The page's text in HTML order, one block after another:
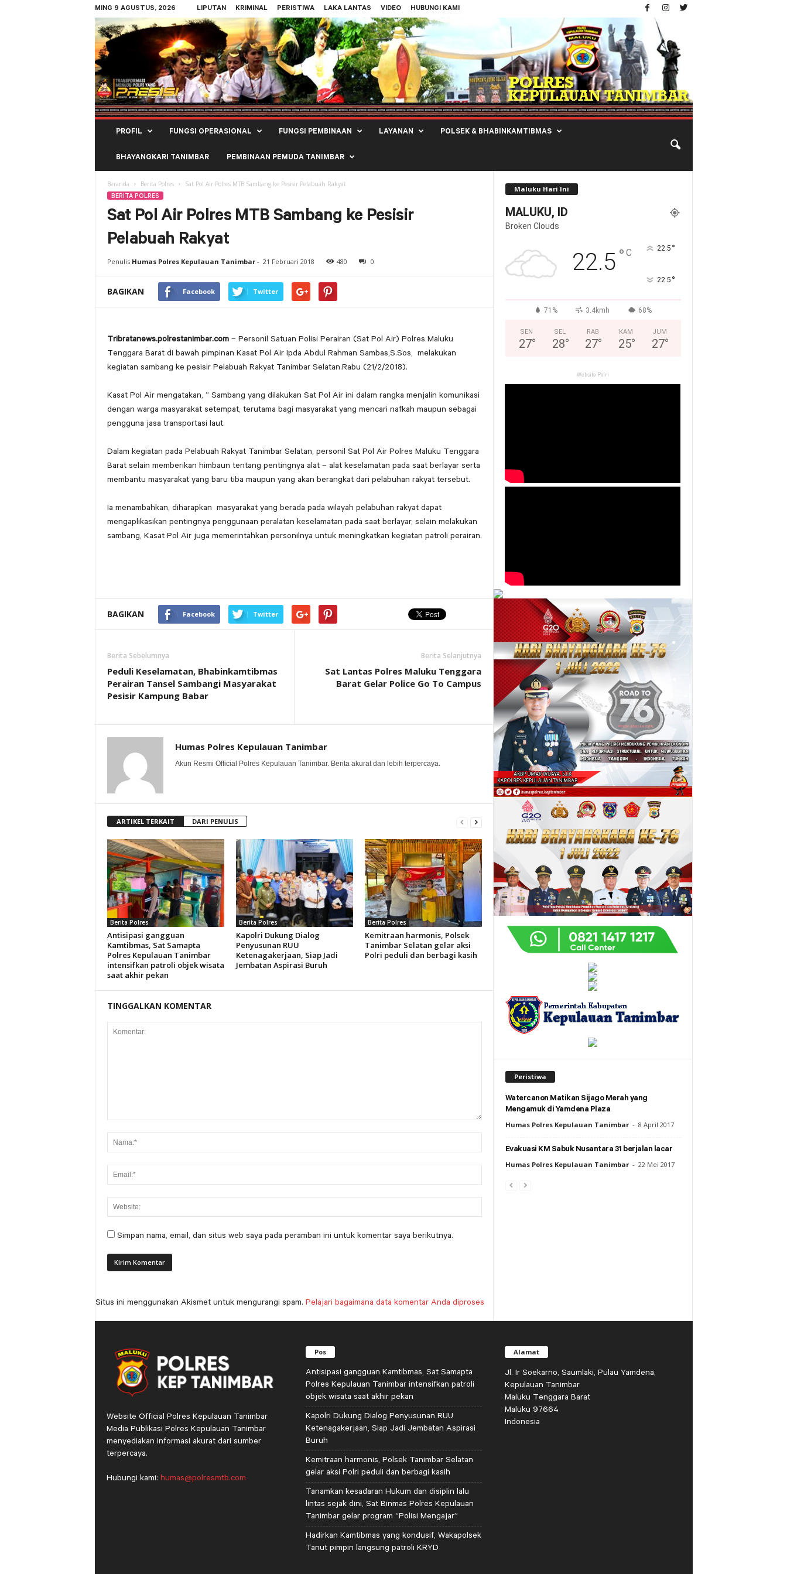
MING 9 AGUSTUS, 2026 LIPUTAN KRIMINAL PERISTIWA LAKA LANTAS VIDEO HUBUNGI KAMI
Polres
Kepulauan
PROFIL FUNGSI OPERASIONAL FUNGSI PEMBINAAN LAYANAN POLSEK & BHABINKAMTIBMAS
BHAYANGKARI TANIMBAR PEMBINAAN PEMUDA TANIMBAR
Beranda Berita Polres Sat Pol Air Polres MTB Sambang ke Pesisir Pelabuah Rakyat
BERITA POLRES
Sat Pol Air Polres MTB Sambang ke Pesisir
Pelabuah Rakyat
Penulis Humas Polres Kepulauan Tanimbar- 21 Februari 2018 480 0
BAGIKAN Facebook Twitter
Tribratanews.polrestanimbar.com– Personil Satuan Polisi Perairan (Sat Pol Air) Polres Maluku
Tenggara Barat di bawah pimpinan Kasat Pol Air Ipda Abdul Rahman Sambas,S.Sos, melakukan
kegiatan sambang ke pesisir Pelabuah Rakyat Tanimbar Selatan.Rabu (21/2/2018).
Kasat Pol Air mengatakan, ” Sambang yang dilakukan Sat Pol Air ini dalam rangka menjalin komunikasi
dengan warga masyarakat setempat, terutama bagi masyarakat yang mencari nafkah maupun sebagai
pengguna jasa transportasi laut.
Dalam kegiatan pada Pelabuah Rakyat Tanimbar Selatan, personil Sat Pol Air Polres Maluku Tenggara
Barat selain memberikan himbaun tentang pentingnya alat – alat keselamatan pada saat berlayar serta
membantu masyarakat yang baru tiba maupun yang akan berangkat dari pelabuhan rakyat tersebut.
Ia menambahkan, diharapkan masyarakat yang berada pada wilayah pelabuhan rakyat dapat
mengaplikasikan pentingnya penggunaan peralatan keselamatan pada saat berlayar, selain melakukan
sambang, Kasat Pol Air juga memerintahkan personilnya untuk meningkatkan kegiatan patroli perairan.
BAGIKAN Facebook Twitter
Berita Sebelumnya
Peduli Keselamatan, Bhabinkamtibmas
Perairan Tansel Sambangi Masyarakat
Pesisir Kampung Babar
Berita Selanjutnya
Sat Lantas Polres Maluku Tenggara
Barat Gelar Police Go To Campus
Humas Polres Kepulauan Tanimbar
Akun Resmi Official Polres Kepulauan Tanimbar. Berita akurat dan lebih terpercaya.
ARTIKEL TERKAIT DARI PENULIS
Berita Polres
Antisipasi gangguan
Kamtibmas, Sat Samapta
Polres Kepulauan Tanimbar
intensifkan patroli objek wisata
saat akhir pekan
Berita Polres
Kapolri Dukung Dialog
Penyusunan RUU
Ketenagakerjaan, Siap Jadi
Jembatan Aspirasi Buruh
Berita Polres
Kemitraan harmonis, Polsek
Tanimbar Selatan gelar aksi
Polri peduli dan berbagi kasih
TINGGALKAN KOMENTAR
Simpan nama, email, dan situs web saya pada peramban ini untuk komentar saya berikutnya.
Situs ini menggunakan Akismet untuk mengurangi spam. Pelajari bagaimana data komentar Anda diproses
Maluku Hari Ini
MALUKU, ID
Broken Clouds
22.5 ° C 22.5 °
22.5 °
71% 3.4kmh 68%
SEN
27°
SEL
28°
RAB
27°
KAM
25°
JUM
27°
Website Polri
Peristiwa
Watercanon Matikan Sijago Merah yang
Mengamuk di Yamdena Plaza
Humas Polres Kepulauan Tanimbar - 8 April 2017
Evakuasi KM Sabuk Nusantara 31 berjalan lacar
Humas Polres Kepulauan Tanimbar - 22 Mei 2017
Website Official Polres Kepulauan Tanimbar
Media Publikasi Polres Kepulauan Tanimbar
menyediakan informasi akurat dari sumber
terpercaya.
Hubungi kami: humas@polresmtb.com
Pos
Antisipasi gangguan Kamtibmas, Sat Samapta
Polres Kepulauan Tanimbar intensifkan patroli
objek wisata saat akhir pekan
Kapolri Dukung Dialog Penyusunan RUU
Ketenagakerjaan, Siap Jadi Jembatan Aspirasi
Buruh
Kemitraan harmonis, Polsek Tanimbar Selatan
gelar aksi Polri peduli dan berbagi kasih
Tanamkan kesadaran Hukum dan disiplin lalu
lintas sejak dini, Sat Binmas Polres Kepulauan
Tanimbar gelar program “Polisi Mengajar”
Hadirkan Kamtibmas yang kondusif, Wakapolsek
Tanut pimpin langsung patroli KRYD
Alamat
Jl. Ir Soekarno, Saumlaki, Pulau Yamdena,
Kepulauan Tanimbar
Maluku Tenggara Barat
Maluku 97664
Indonesia